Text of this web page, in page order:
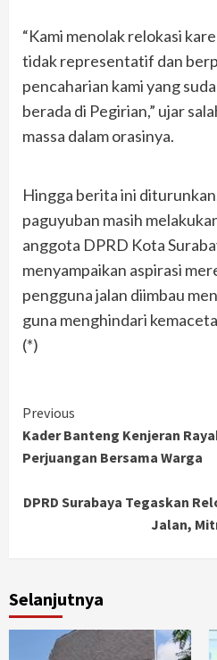
“Kami menolak relokasi
tidak representatif dan
pencaharian kami yang
berada di Pegirian,” ujar
massa dalam orasinya.
Hingga berita ini
paguyuban masih
anggota DPRD Kota
menyampaikan aspirasi
pengguna jalan diimbau
guna menghindari
(*)
Continue
Reading
Previous
Kader Banteng Kenjeran
Perjuangan Bersama Warga
DPRD Surabaya Tegaskan
Jalan,
Selanjutnya